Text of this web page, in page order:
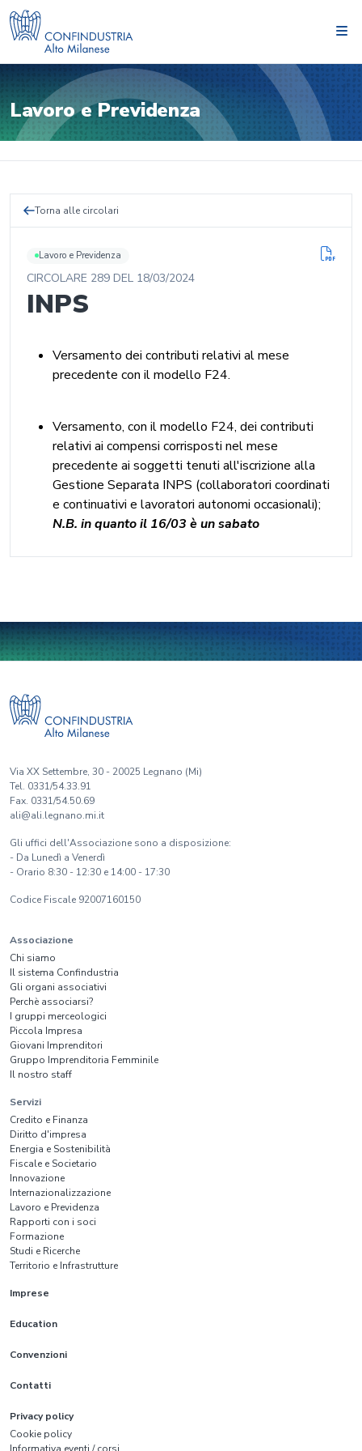
Lavoro e Previdenza
Torna alle circolari
Lavoro e Previdenza
CIRCOLARE 289 DEL 18/03/2024
INPS
Versamento dei contributi relativi al mese
precedente con il modello F24.
Versamento, con il modello F24, dei contributi
relativi ai compensi corrisposti nel mese
precedente ai soggetti tenuti all'iscrizione alla
Gestione Separata INPS (collaboratori coordinati
e continuativi e lavoratori autonomi occasionali);
N.B. in quanto il 16/03 è un sabato
Via XX Settembre, 30 - 20025 Legnano (Mi)
Tel. 0331/54.33.91
Fax. 0331/54.50.69
ali@ali.legnano.mi.it
Gli uffici dell'Associazione sono a disposizione:
- Da Lunedì a Venerdì
- Orario 8:30 - 12:30 e 14:00 - 17:30
Codice Fiscale 92007160150
Associazione
Chi siamo
Il sistema Confindustria
Gli organi associativi
Perchè associarsi?
I gruppi merceologici
Piccola Impresa
Giovani Imprenditori
Gruppo Imprenditoria Femminile
Il nostro staff
Servizi
Credito e Finanza
Diritto d'impresa
Energia e Sostenibilità
Fiscale e Societario
Innovazione
Internazionalizzazione
Lavoro e Previdenza
Rapporti con i soci
Formazione
Studi e Ricerche
Territorio e Infrastrutture
Imprese
Education
Convenzioni
Contatti
Privacy policy
Cookie policy